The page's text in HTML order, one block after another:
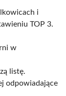
i
TOP 3.
w
listę.
odpowiadające